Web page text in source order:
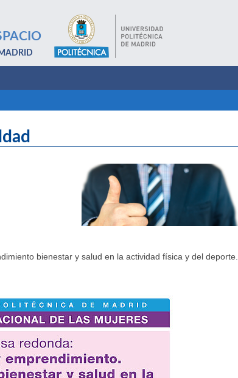
bienestar y salud en la actividad física y del deporte.